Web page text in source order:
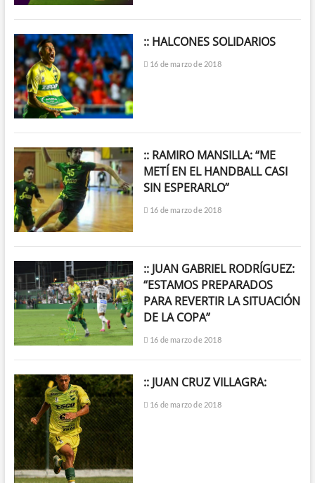
:: HALCONES SOLIDARIOS
16 de marzo de 2018
:: RAMIRO MANSILLA: “ME
METÍ EN EL HANDBALL CASI
SIN ESPERARLO”
16 de marzo de 2018
:: JUAN GABRIEL RODRÍGUEZ:
“ESTAMOS PREPARADOS
PARA REVERTIR LA SITUACIÓN
DE LA COPA”
16 de marzo de 2018
:: JUAN CRUZ VILLAGRA:
16 de marzo de 2018